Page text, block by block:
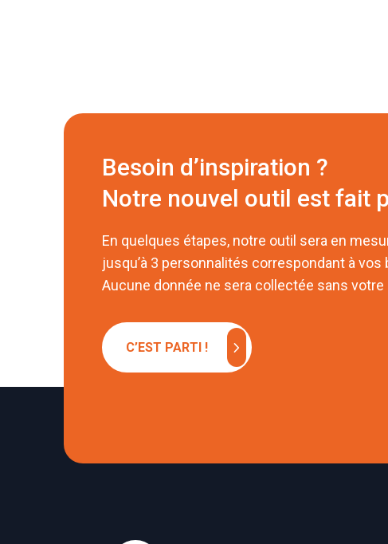
Besoin d’inspiration ?
Notre nouvel outil est fait
En quelques étapes, notre outil sera en
jusqu’à 3 personnalités correspondant à vos
Aucune donnée ne sera collectée sans votre
C’EST PARTI ! chevron_right